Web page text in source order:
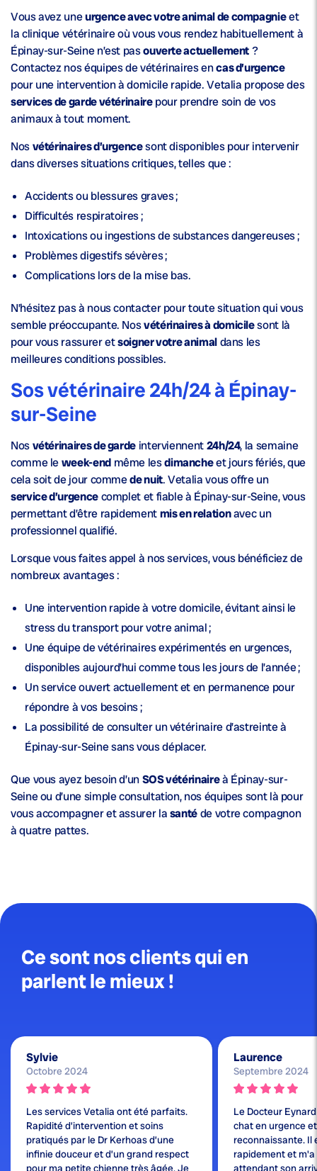
Vous avez uneurgence avec votre animal de compagnieet
la clinique vétérinaire où vous vous rendez habituellement à
Épinay-sur-Seine n’est pasouverte actuellement?
Contactez nos équipes de vétérinaires encas d’urgence
pour une intervention à domicile rapide. Vetalia propose des
services de garde vétérinairepour prendre soin de vos
animaux à tout moment.
Nosvétérinaires d’urgencesont disponibles pour intervenir
dans diverses situations critiques, telles que :
Accidents ou blessures graves ;
Difficultés respiratoires ;
Intoxications ou ingestions de substances dangereuses ;
Problèmes digestifs sévères ;
Complications lors de la mise bas.
N’hésitez pas à nous contacter pour toute situation qui vous
semble préoccupante. Nosvétérinaires à domicilesont là
pour vous rassurer etsoigner votre animaldans les
meilleures conditions possibles.
Sos vétérinaire 24h/24 à Épinay-
sur-Seine
Nosvétérinaires de garde interviennent24h/24, la semaine
comme leweek-endmême lesdimancheet jours fériés, que
cela soit de jour commede nuit. Vetalia vous offre un
service d’urgencecomplet et fiable à Épinay-sur-Seine, vous
permettant d’être rapidementmis en relationavec un
professionnel qualifié.
Lorsque vous faites appel à nos services, vous bénéficiez de
nombreux avantages :
Une intervention rapide à votre domicile, évitant ainsi le
stress du transport pour votre animal ;
Une équipe devétérinaires expérimentésen urgences,
disponiblesaujourd’huicomme tous les jours de l’année ;
Un serviceouvert actuellementet en permanence pour
répondre à vos besoins ;
La possibilité de consulter unvétérinaire d’astreinteà
Épinay-sur-Seine sans vous déplacer.
Que vous ayez besoin d’unSOS vétérinaireà Épinay-sur-
Seine ou d’une simple consultation, nos équipes sont là pour
vous accompagner et assurer lasantéde votre compagnon
à quatre pattes.
Ce sont nos clients qui en
parlent le mieux !
Sylvie
Octobre 2024
Les services Vetalia ont été parfaits.
Rapidité d’intervention et soins
pratiqués par le Dr Kerhoas d’une
infinie douceur et d’un grand respect
pour ma petite chienne très âgée. Je
Laurence
Septembre 2024
Le Docteur
chat en urgence
reconnaissante. Il
rapidement et m'a
attendant son